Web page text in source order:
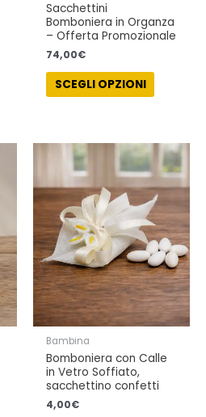
Sacchettini
Bomboniera in Organza
– Offerta Promozionale
74,00€
SCEGLI OPZIONI
Bambina
Bomboniera con Calle
in Vetro Soffiato,
sacchettino confetti
4,00€
Questo
prodotto
ha
più
varianti.
Le
opzioni
possono
essere
scelte
nella
del
prodotto